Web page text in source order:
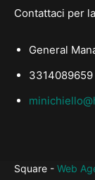
Contattaci per
General
3314089659
Square - Web